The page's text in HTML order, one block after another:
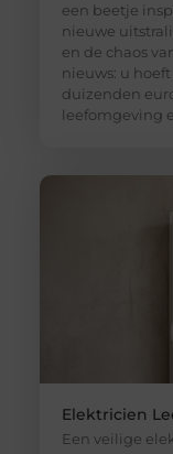
een beetje
nieuwe
en de chaos
nieuws: u
duizenden
leefomgeving
Elektricien
Een veilige